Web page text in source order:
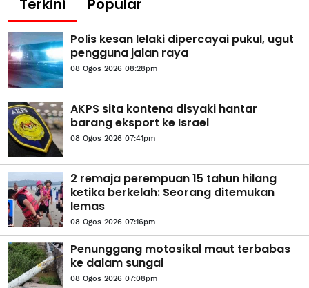
Terkini Popular
Polis kesan lelaki dipercayai pukul, ugut
pengguna jalan raya
08 Ogos 2026 08:28pm
AKPS sita kontena disyaki hantar
barang eksport ke Israel
08 Ogos 2026 07:41pm
2 remaja perempuan 15 tahun hilang
ketika berkelah: Seorang ditemukan
lemas
08 Ogos 2026 07:16pm
Penunggang motosikal maut terbabas
ke dalam sungai
08 Ogos 2026 07:08pm